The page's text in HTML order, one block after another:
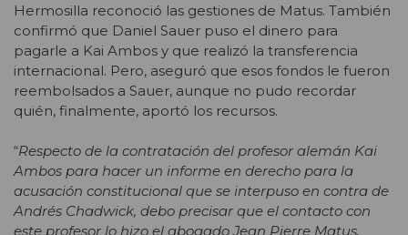
Hermosilla reconoció las gestiones de Matus. También
confirmó que Daniel Sauer puso el dinero para
pagarle a Kai Ambos y que realizó la transferencia
internacional. Pero, aseguró que esos fondos le fueron
reembolsados a Sauer, aunque no pudo recordar
quién, finalmente, aportó los recursos.
“Respecto de la contratación del profesor alemán Kai
Ambos para hacer un informe en derecho para la
acusación constitucional que se interpuso en contra de
Andrés Chadwick, debo precisar que el contacto con
este profesor lo hizo el abogado Jean Pierre Matus,